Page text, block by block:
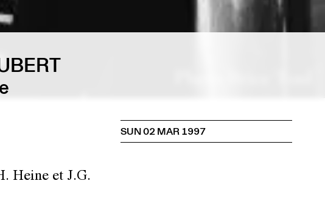
Heine et J.G.
SUN 02 MAR 1997